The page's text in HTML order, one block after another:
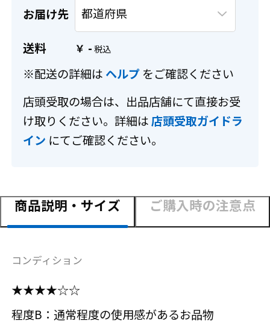
お届け先
送料 ￥ -
※配送の詳細は ヘルプ をご確認ください
店頭受取の場合は、出品店舗にて直接お受
け取りください。詳細は店頭受取ガイドラ
イン にてご確認ください。
商品説明・サイズ ご購入時の注意点
コンディション
★★★★☆☆
程度B：通常程度の使用感があるお品物